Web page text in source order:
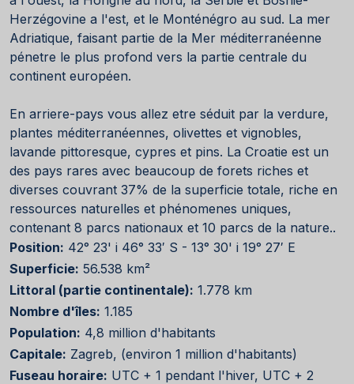
Herzégovine a l'est, et le Monténégro au sud. La mer
Adriatique, faisant partie de la Mer méditerranéenne
pénetre le plus profond vers la partie centrale du
continent européen.
En arriere-pays vous allez etre séduit par la verdure,
plantes méditerranéennes, olivettes et vignobles,
lavande pittoresque, cypres et pins. La Croatie est un
des pays rares avec beaucoup de forets riches et
diverses couvrant 37% de la superficie totale, riche en
ressources naturelles et phénomenes uniques,
contenant 8 parcs nationaux et 10 parcs de la nature..
Position: 42° 23' i 46° 33′ S - 13° 30' i 19° 27′ E
Superficie: 56.538 km²
Littoral (partie continentale): 1.778 km
Nombre d'îles: 1.185
Population: 4,8 million d'habitants
Capitale: Zagreb, (environ 1 million d'habitants)
Fuseau horaire: UTC + 1 pendant l'hiver, UTC + 2